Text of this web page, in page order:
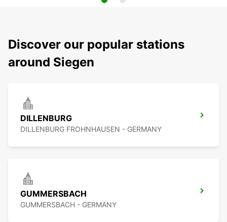
Discover our popular stations
around Siegen
DILLENBURG
DILLENBURG FROHNHAUSEN - GERMANY
GUMMERSBACH
GUMMERSBACH - GERMANY